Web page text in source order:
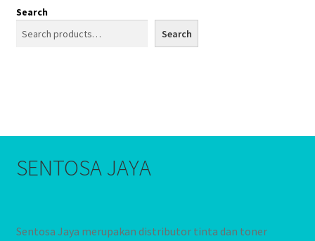
Search
Search
SENTOSA JAYA
Sentosa Jaya merupakan distributor tinta dan toner